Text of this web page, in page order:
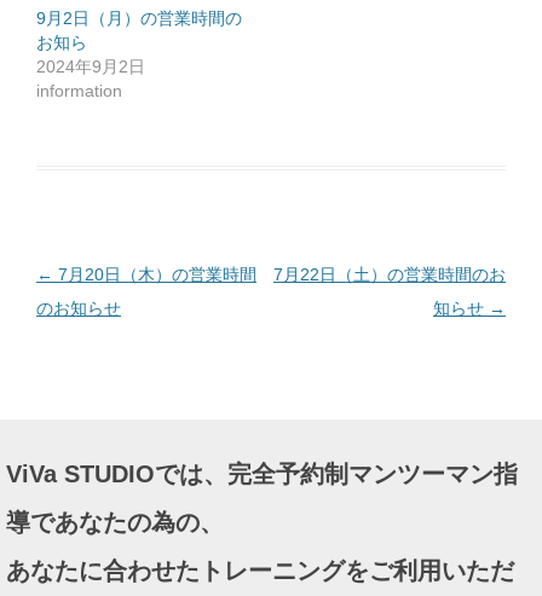
ッ
ク
し
て
く
だ
さ
で
開
ま
す
9月2日（月）の営業時間の
お知ら
2024年9月2日
information
投
稿
シ
ョ
← 7月20日（木）の営業時間
のお知らせ
7月22日（土）の営業時間のお
知らせ →
ViVa STUDIOでは、完全予約制マンツーマン指
導であなたの為の、
あなたに合わせたトレーニングをご利用いただ